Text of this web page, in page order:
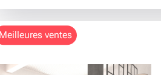
meilleures ventes